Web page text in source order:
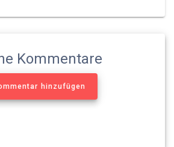
Kommentare
hinzufügen